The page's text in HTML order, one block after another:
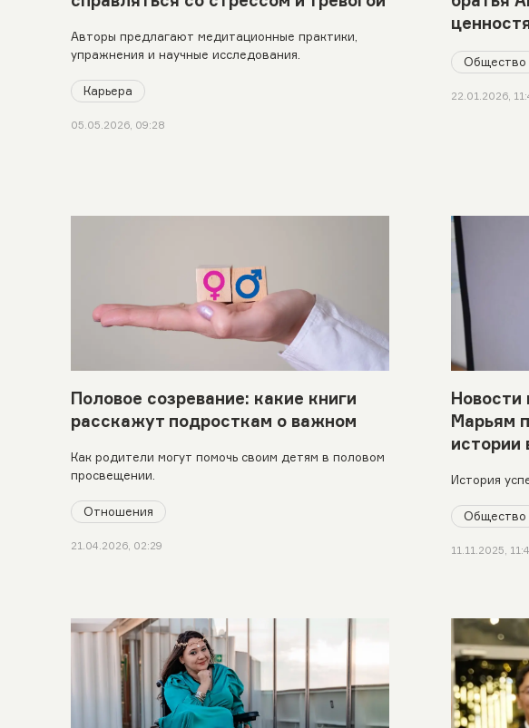
Авторы предлагают медитационные практики,
упражнения и научные исследования.
Карьера
05.05.2026, 09:28
Общество
22.01.2026,
Половое созревание: какие книги
расскажут подросткам о важном
Как родители могут помочь своим детям в половом
просвещении.
Отношения
21.04.2026, 02:29
Новости
Марьям
История
Общество
11.11.2025,